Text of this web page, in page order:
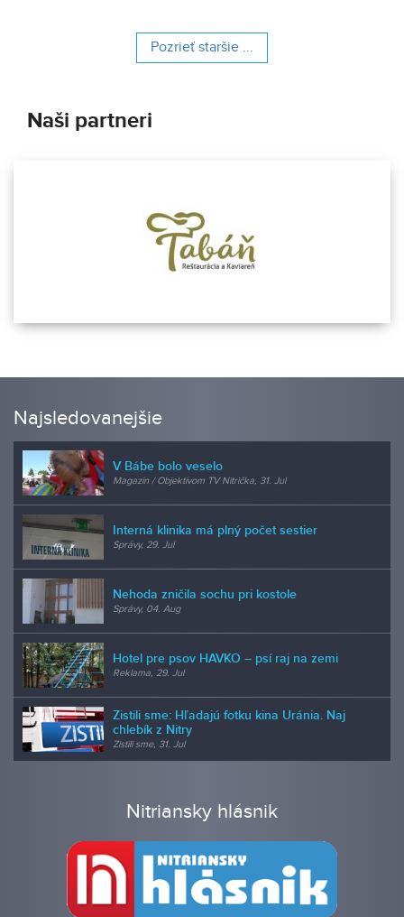
Pozrieť staršie ...
Naši partneri
Najsledovanejšie
V Bábe bolo veselo
Magazín / Objektívom TV Nitrička, 31. Jul
Interná klinika má plný počet sestier
Správy, 29. Jul
Nehoda zničila sochu pri kostole
Správy, 04. Aug
Hotel pre psov HAVKO – psí raj na zemi
Reklama, 29. Jul
Zistili sme: Hľadajú fotku kina Uránia. Naj
chlebík z Nitry
Zistili sme, 31. Jul
Nitriansky hlásnik